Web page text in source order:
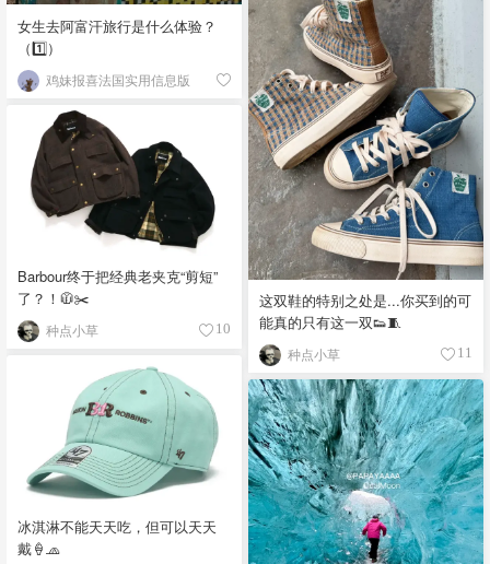
女生去阿富汗旅行是什么体验？
（1️⃣）
鸡妹报喜法国实用信息版
这双鞋的特别之处是...你买到的可
能真的只有这一双👟🧵
种点小草 11
Barbour终于把经典老夹克“剪短”
了？！🧥✂️
种点小草 10
冰淇淋不能天天吃，但可以天天
戴🍦🧢